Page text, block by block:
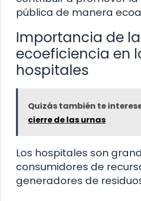
pública de manera
Importancia de la
ecoeficiencia en
hospitales
Quizás también te
cierre de las urnas
Los hospitales son
consumidores de
generadores de